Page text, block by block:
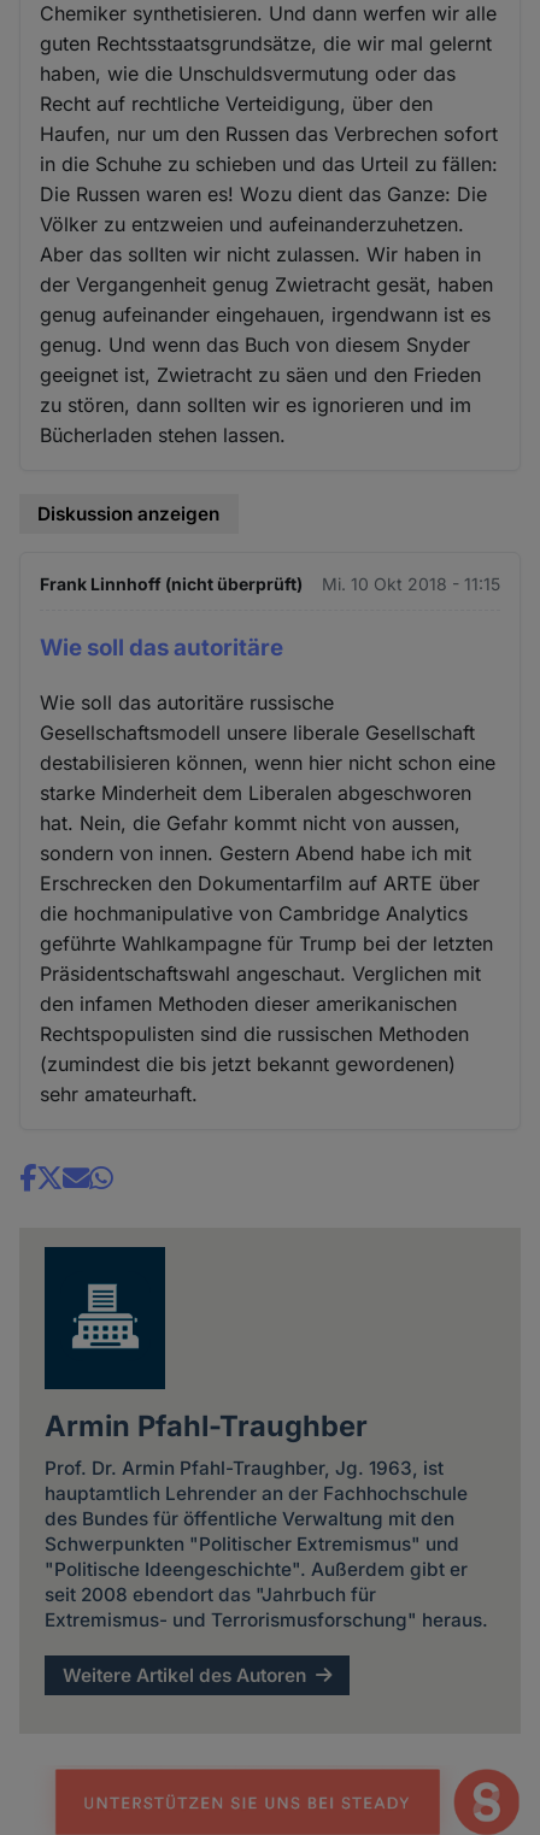
Chemiker synthetisieren. Und dann werfen wir alle
guten Rechtsstaatsgrundsätze, die wir mal gelernt
haben, wie die Unschuldsvermutung oder das
Recht auf rechtliche Verteidigung, über den
Haufen, nur um den Russen das Verbrechen sofort
in die Schuhe zu schieben und das Urteil zu fällen:
Die Russen waren es! Wozu dient das Ganze: Die
Völker zu entzweien und aufeinanderzuhetzen.
Aber das sollten wir nicht zulassen. Wir haben in
der Vergangenheit genug Zwietracht gesät, haben
genug aufeinander eingehauen, irgendwann ist es
genug. Und wenn das Buch von diesem Snyder
geeignet ist, Zwietracht zu säen und den Frieden
zu stören, dann sollten wir es ignorieren und im
Bücherladen stehen lassen.
Diskussion anzeigen
Frank Linnhoff (nicht überprüft) Mi. 10 Okt 2018 - 11:15
Wie soll das autoritäre
Wie soll das autoritäre russische
Gesellschaftsmodell unsere liberale Gesellschaft
destabilisieren können, wenn hier nicht schon eine
starke Minderheit dem Liberalen abgeschworen
hat. Nein, die Gefahr kommt nicht von aussen,
sondern von innen. Gestern Abend habe ich mit
Erschrecken den Dokumentarfilm auf ARTE über
die hochmanipulative von Cambridge Analytics
geführte Wahlkampagne für Trump bei der letzten
Präsidentschaftswahl angeschaut. Verglichen mit
den infamen Methoden dieser amerikanischen
Rechtspopulisten sind die russischen Methoden
(zumindest die bis jetzt bekannt gewordenen)
sehr amateurhaft.
Share
Armin Pfahl-Traughber
Prof. Dr. Armin Pfahl-Traughber, Jg. 1963, ist
hauptamtlich Lehrender an der Fachhochschule
des Bundes für öffentliche Verwaltung mit den
Schwerpunkten "Politischer Extremismus" und
"Politische Ideengeschichte". Außerdem gibt er
seit 2008 ebendort das "Jahrbuch für
Extremismus- und Terrorismusforschung" heraus.
Weitere Artikel des Autoren